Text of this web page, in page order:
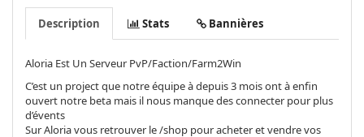
Description Stats Bannières
Aloria Est Un Serveur PvP/Faction/Farm2Win
C’est un project que notre équipe à depuis 3 mois ont à enfin
ouvert notre beta mais il nous manque des connecter pour plus
d’évents
Sur Aloria vous retrouver le /shop pour acheter et vendre vos